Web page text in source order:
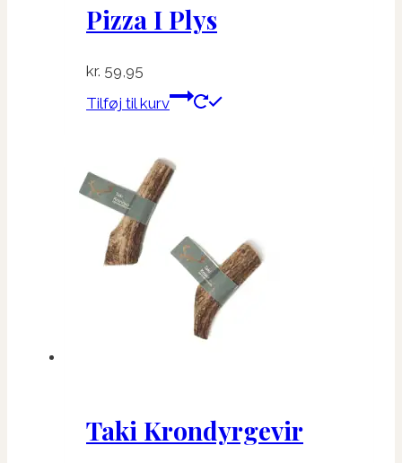
Pizza I Plys
kr. 59,95
Tilføj til kurv
Taki Krondyrgevir